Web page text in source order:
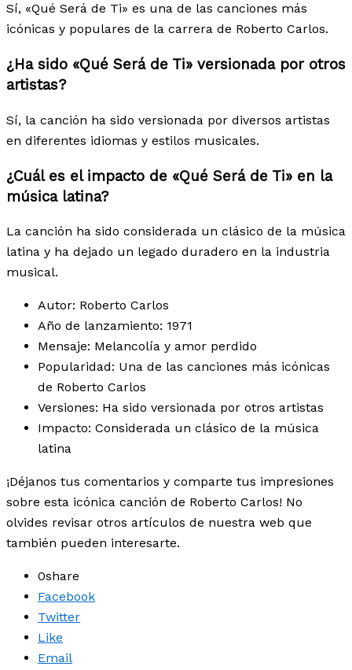
Sí, «Qué Será de Ti» es una de las canciones más
icónicas y populares de la carrera de Roberto Carlos.
¿Ha sido «Qué Será de Ti» versionada por otros
artistas?
Sí, la canción ha sido versionada por diversos artistas
en diferentes idiomas y estilos musicales.
¿Cuál es el impacto de «Qué Será de Ti» en la
música latina?
La canción ha sido considerada un clásico de la música
latina y ha dejado un legado duradero en la industria
musical.
Autor: Roberto Carlos
Año de lanzamiento: 1971
Mensaje: Melancolía y amor perdido
Popularidad: Una de las canciones más icónicas
de Roberto Carlos
Versiones: Ha sido versionada por otros artistas
Impacto: Considerada un clásico de la música
latina
¡Déjanos tus comentarios y comparte tus impresiones
sobre esta icónica canción de Roberto Carlos! No
olvides revisar otros artículos de nuestra web que
también pueden interesarte.
0share
Facebook
Twitter
Like
Email